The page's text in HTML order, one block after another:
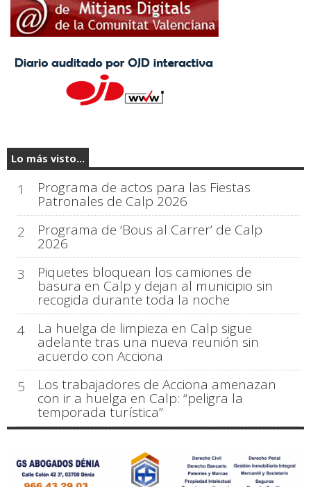
Lo más visto...
1 Programa de actos para las Fiestas
Patronales de Calp 2026
2
Programa de ‘Bous al Carrer’ de Calp
2026
3
Piquetes bloquean los camiones de
basura en Calp y dejan al municipio sin
recogida durante toda la noche
4
La huelga de limpieza en Calp sigue
adelante tras una nueva reunión sin
acuerdo con Acciona
5
Los trabajadores de Acciona amenazan
con ir a huelga en Calp: “peligra la
temporada turística”